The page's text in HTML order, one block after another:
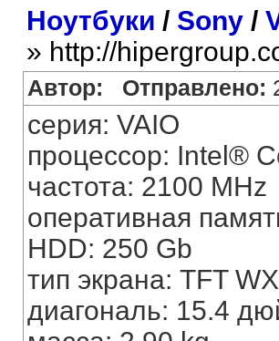
Ноутбуки / Sony/
» http://
Автор: Отправлено:
серия: VAIO
процессор: Intel®
частота: 2100 MHz
оперативная
HDD: 250 Gb
тип экрана: TFT
диагональ: 15.4